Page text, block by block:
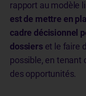
rapport au modèle
est de mettre en
cadre décisionnel
dossierset le faire
possible, en tenant
des opportunités.